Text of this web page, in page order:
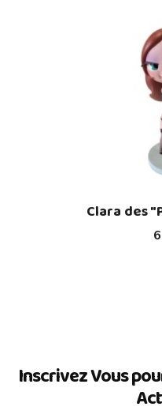
Clara des
Inscrivez Vous